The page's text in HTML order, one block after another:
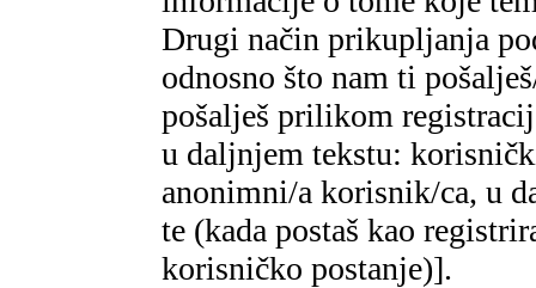
Drugi način prikupljanja
odnosno što nam ti
pošalješ prilikom
u daljnjem tekstu:
anonimni/a korisnik/ca, u
te (kada postaš kao
korisničko postanje)].